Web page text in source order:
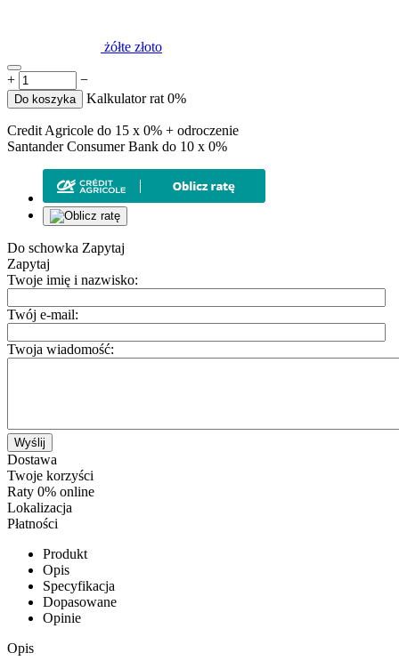
żółte złoto
+ −
Do koszyka Kalkulator rat 0%
Credit Agricole do 15 x 0% + odroczenie
Santander Consumer Bank do 10 x 0%
Do schowka Zapytaj
Zapytaj
Twoje imię i nazwisko:
Twój e-mail:
Twoja wiadomość:
Wyślij
Dostawa
Twoje korzyści
Raty 0% online
Lokalizacja
Płatności
Produkt
Opis
Specyfikacja
Dopasowane
Opinie
Opis